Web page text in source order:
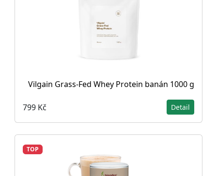
Vilgain Grass-Fed Whey Protein banán 1000 g
799 Kč Detail
TOP